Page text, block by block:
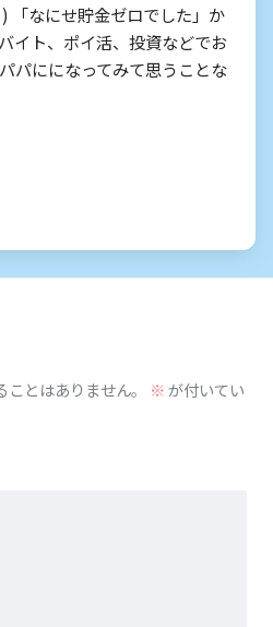
「なにせ貯金ゼロでした」か
イト、ポイ活、投資などでお
パにになってみて思うことな
とはありません。 ※が付いてい